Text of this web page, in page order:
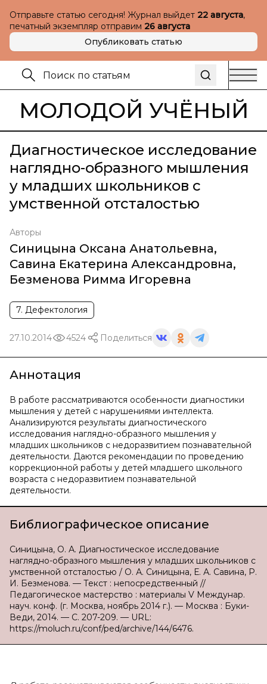
Отправьте статью сегодня! Журнал выйдет 22 августа,
печатный экземпляр отправим 26 августа
Опубликовать статью
МОЛОДОЙ УЧЁНЫЙ
Диагностическое исследование
наглядно-образного мышления
у младших школьников с
умственной отсталостью
Авторы
Синицына Оксана Анатольевна,
Савина Екатерина Александровна,
Безменова Римма Игоревна
7. Дефектология
27.10.2014 4524 Поделиться
Аннотация
В работе рассматриваются особенности диагностики
мышления у детей с нарушениями интеллекта.
Анализируются результаты диагностического
исследования наглядно-образного мышления у
младших школьников с недоразвитием познавательной
деятельности. Даются рекомендации по проведению
коррекционной работы у детей младшего школьного
возраста с недоразвитием познавательной
деятельности.
Библиографическое описание
Синицына, О. А. Диагностическое исследование
наглядно-образного мышления у младших школьников с
умственной отсталостью / О. А. Синицына, Е. А. Савина, Р.
И. Безменова. — Текст : непосредственный //
Педагогическое мастерство : материалы V Междунар.
науч. конф. (г. Москва, ноябрь 2014 г.). — Москва : Буки-
Веди, 2014. — С. 207-209. — URL:
https://moluch.ru/conf/ped/archive/144/6476.